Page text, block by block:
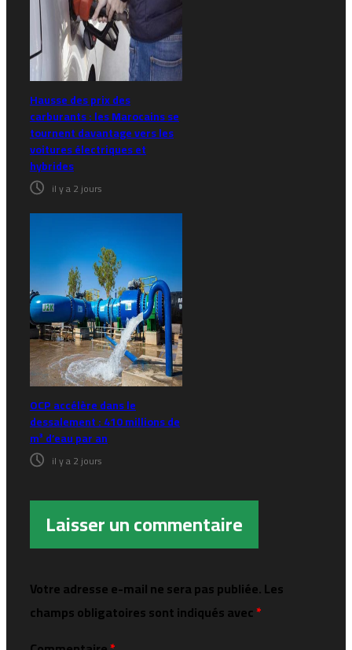
Hausse des prix des
carburants : les Marocains se
tournent davantage vers les
voitures électriques et
hybrides
il y a 2 jours
OCP accélère dans le
dessalement : 410 millions de
m³ d’eau par an
il y a 2 jours
Laisser un commentaire
Votre adresse e-mail ne sera pas publiée.Les
champs obligatoires sont indiqués avec*